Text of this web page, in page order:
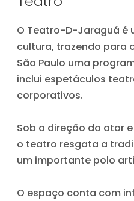
O Teatro-D-Jaraguá é
cultura, trazendo para
São Paulo uma
inclui espetáculos
corporativos.
Sob a direção do ator
o teatro resgata a
um importante polo
O espaço conta com